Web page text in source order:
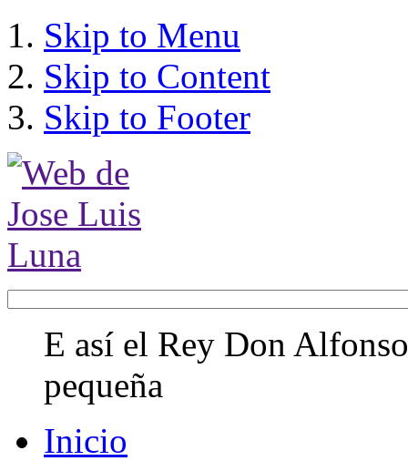
Skip to Menu
Skip to Content
Skip to Footer
E así el Rey Don
pequeña
Inicio